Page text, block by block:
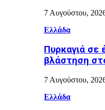
7 Αυγούστου,
Ελλάδα
Πυρκαγιά σε
βλάστηση
7 Αυγούστου,
Ελλάδα